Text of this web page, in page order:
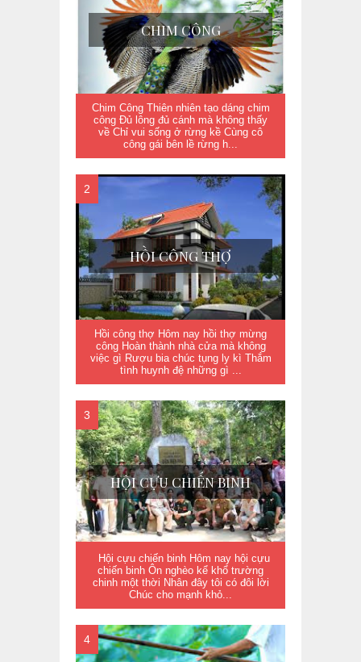
CHIM CÔNG
Chim Công Thiên nhiên tạo dáng chim
công Đủ lông đủ cánh mà không thấy
về Chỉ vui sống ở rừng kề Cùng cô
công gái bên lề rừng h...
HỒI CÔNG THỢ
Hồi công thợ Hôm nay hồi thợ mừng
công Hoàn thành nhà cửa mà không
việc gì Rượu bia chúc tụng ly kì Thắm
tình huynh đệ những gì ...
HỘI CỰU CHIẾN BINH
Hội cựu chiến binh Hôm nay hội cựu
chiến binh Ôn nghèo kể khổ trường
chinh một thời Nhân đây tôi có đôi lời
Chúc cho mạnh khỏ...